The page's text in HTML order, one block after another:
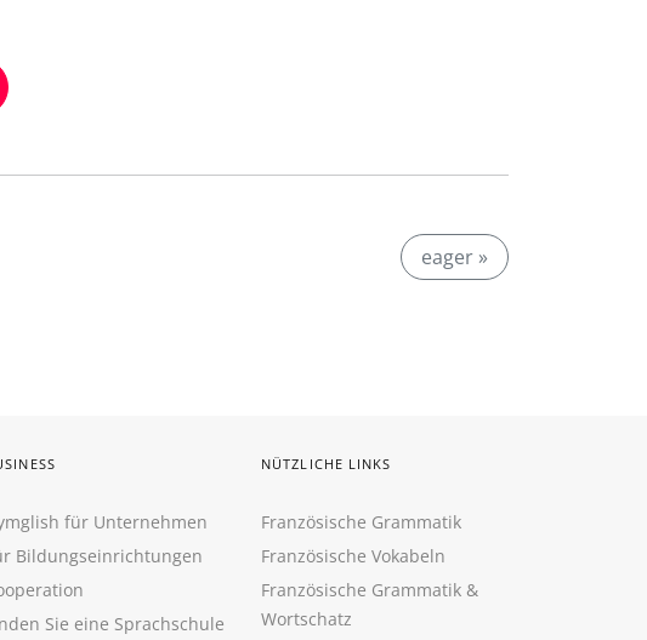
eager »
für Unternehmen
Bildungseinrichtungen
Sie eine Sprachschule
NÜTZLICHE LINKS
Französische Grammatik
Französische Vokabeln
Französische Grammatik &
Wortschatz